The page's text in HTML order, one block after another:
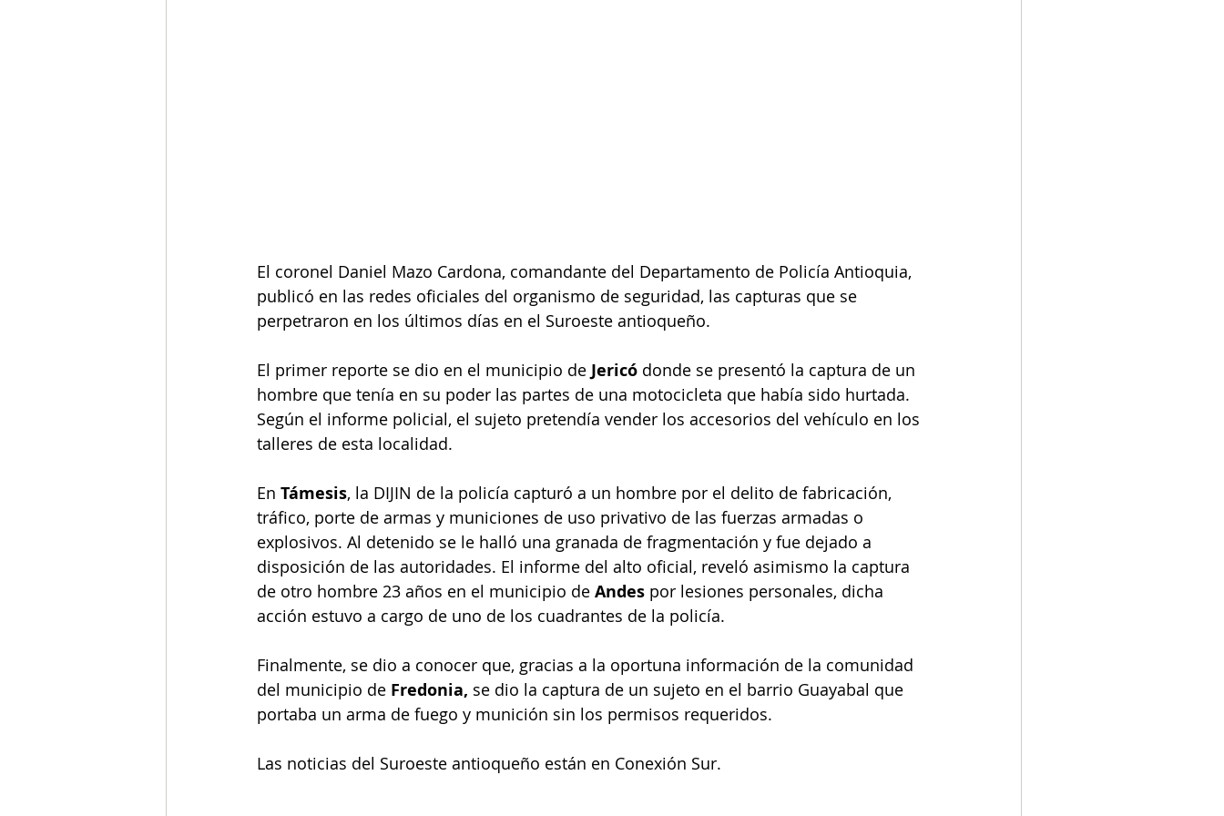
El coronel Daniel Mazo Cardona, comandante del Departamento de Policía Antioquia,
publicó en las redes oficiales del organismo de seguridad, las capturas que se
perpetraron en los últimos días en el Suroeste antioqueño.
El primer reporte se dio en el municipio de Jericó donde se presentó la captura de un
hombre que tenía en su poder las partes de una motocicleta que había sido hurtada.
Según el informe policial, el sujeto pretendía vender los accesorios del vehículo en los
talleres de esta localidad.
En Támesis, la DIJIN de la policía capturó a un hombre por el delito de fabricación,
tráfico, porte de armas y municiones de uso privativo de las fuerzas armadas o
explosivos. Al detenido se le halló una granada de fragmentación y fue dejado a
disposición de las autoridades. El informe del alto oficial, reveló asimismo la captura
de otro hombre 23 años en el municipio de Andes por lesiones personales, dicha
acción estuvo a cargo de uno de los cuadrantes de la policía.
Finalmente, se dio a conocer que, gracias a la oportuna información de la comunidad
del municipio de Fredonia, se dio la captura de un sujeto en el barrio Guayabal que
portaba un arma de fuego y munición sin los permisos requeridos.
Las noticias del Suroeste antioqueño están en Conexión Sur.